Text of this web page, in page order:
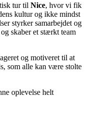
tur til Nice, hvor vi fik
kultur og ikke mindst
styrker samarbejdet og
skaber et stærkt team
og motiveret til at
som alle kan være stolte
oplevelse helt